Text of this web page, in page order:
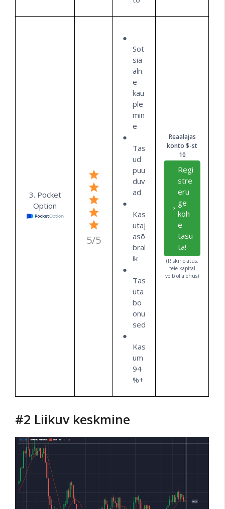
3. Pocket
Option
5/5
Sot
sia
aln
e
kau
ple
min
e
Tas
ud
puu
duv
ad
Kas
utaj
asõ
bral
ik
Tas
uta
bo
onu
sed
Kas
um
94
%+
Reaalajas
konto $-st
10
Regi
stre
eru
ge
koh
e
tasu
ta!
(Riskihoiatus:
teie kapital
võib olla ohus)
#2 Liikuv keskmine